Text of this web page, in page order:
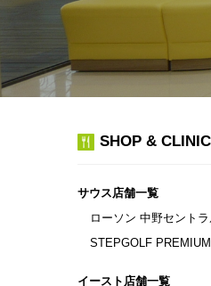
SHOP & CLINIC
サウス店舗一覧
ローソン 中野セント
STEPGOLF
イースト店舗一覧